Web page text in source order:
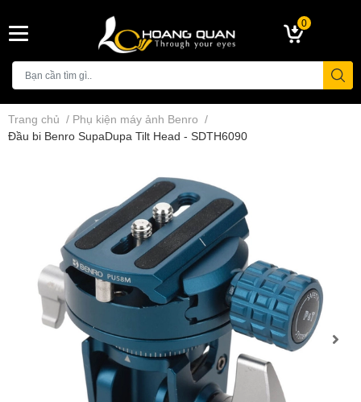
0
Trang chủ / Phụ kiện máy ảnh Benro /
Đầu bi Benro SupaDupa Tilt Head - SDTH6090